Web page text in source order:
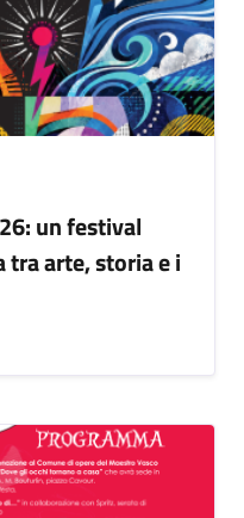
un festival
tra arte, storia e i